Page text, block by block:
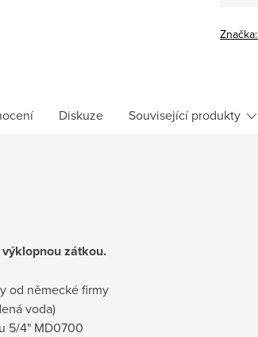
Značka:
Diskuze Související produkty
zátkou.
od německé firmy
voda)
5/4" MD0700